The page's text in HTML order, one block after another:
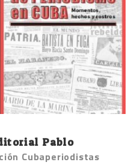
Pablo
Cubaperiodistas